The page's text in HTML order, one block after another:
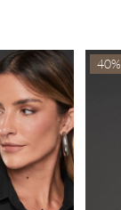
40%